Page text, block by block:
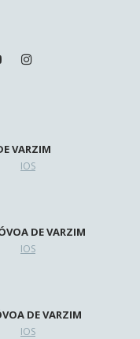
VARZIM
IOS
DE VARZIM
IOS
DE VARZIM
IOS